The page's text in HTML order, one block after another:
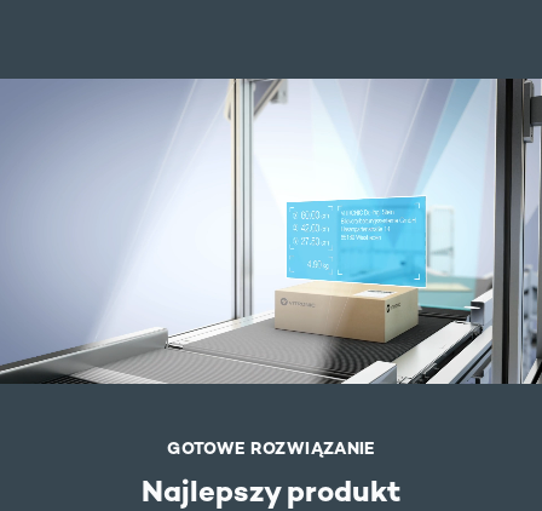
GOTOWE ROZWIĄZANIE
Najlepszy produkt